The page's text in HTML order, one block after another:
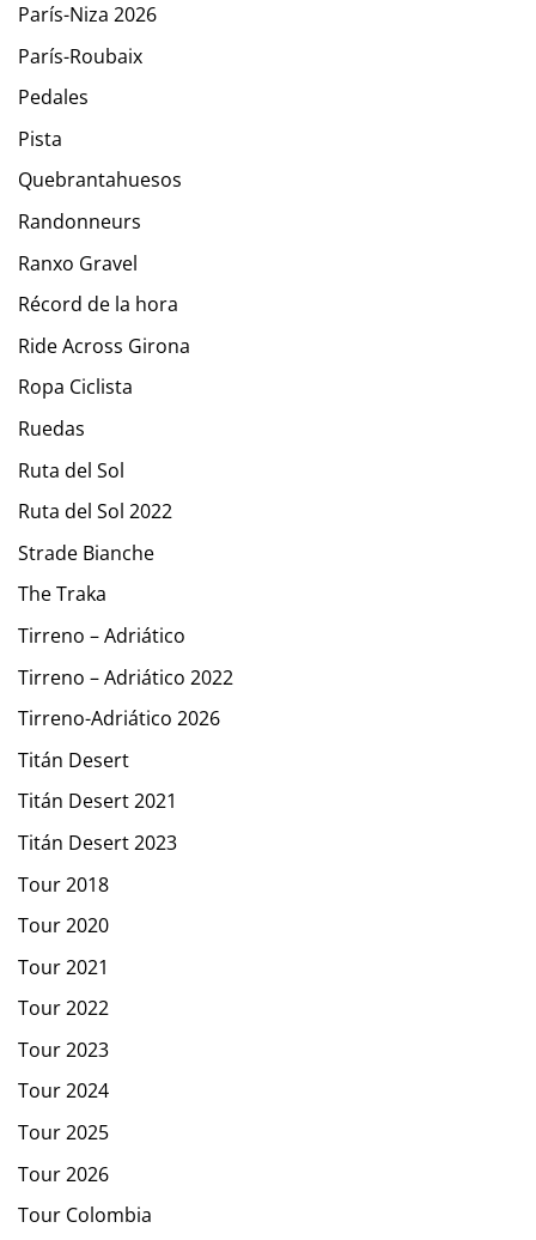
París-Niza 2026
París-Roubaix
Pedales
Pista
Quebrantahuesos
Randonneurs
Ranxo Gravel
Récord de la hora
Ride Across Girona
Ropa Ciclista
Ruedas
Ruta del Sol
Ruta del Sol 2022
Strade Bianche
The Traka
Tirreno – Adriático
Tirreno – Adriático 2022
Tirreno-Adriático 2026
Titán Desert
Titán Desert 2021
Titán Desert 2023
Tour 2018
Tour 2020
Tour 2021
Tour 2022
Tour 2023
Tour 2024
Tour 2025
Tour 2026
Tour Colombia